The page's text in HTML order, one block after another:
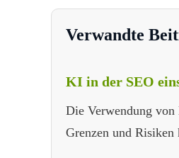
Verwandte
KI in der SEO
Die Verwendung von
Grenzen und Risiken